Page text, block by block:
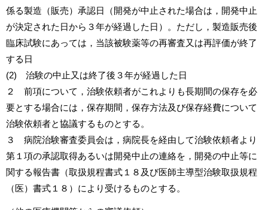
係る製造（販売）承認日（開発が中止された場合は，開発中止
が決定された日から３年が経過した日）。ただし，製造販売後
臨床試験にあっては，当該被験薬等の再審査又は再評価が終了
する日
(2) 治験の中止又は終了後３年が経過した日
２ 前項について，治験依頼者がこれよりも長期間の保存を必
要とする場合には，保存期間，保存方法及び保存経費について
治験依頼者と協議するものとする。
３ 病院治験審査委員会は，病院長を経由して治験依頼者より
第１項の承認取得あるいは開発中止の連絡を，開発の中止等に
関する報告書（取扱規程書式１８及び医師主導型治験取扱規程
（医）書式１８）により受けるものとする。